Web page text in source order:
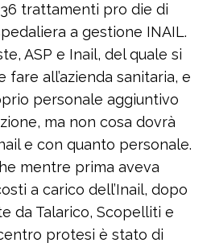
trattamenti pro die di
a gestione INAIL.
ASP e Inail, del quale si
all’azienda sanitaria, e
personale aggiuntivo
ma non cosa dovrà
e con quanto personale.
mentre prima aveva
a carico dell’Inail, dopo
da Talarico, Scopelliti e
protesi è stato di